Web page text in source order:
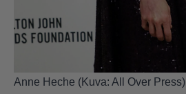
Anne Heche (Kuva: All Over Press)